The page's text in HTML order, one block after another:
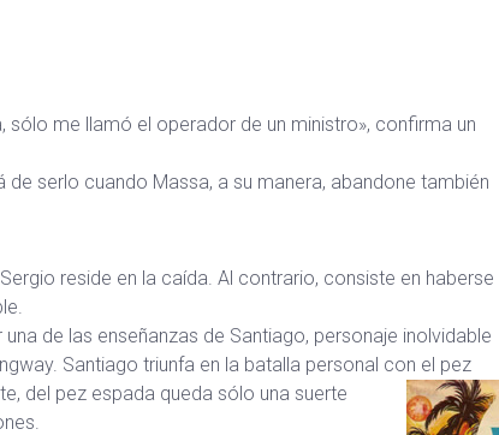
sólo me llamó el operador de un ministro», confirma un
de serlo cuando Massa, a su manera, abandone también
reside en la caída. Al contrario, consiste en haberse
de las enseñanzas de Santiago, personaje inolvidable
Santiago triunfa en la batalla personal con el pez
del pez espada queda sólo una suerte